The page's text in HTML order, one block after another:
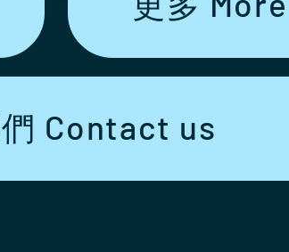
Contact us